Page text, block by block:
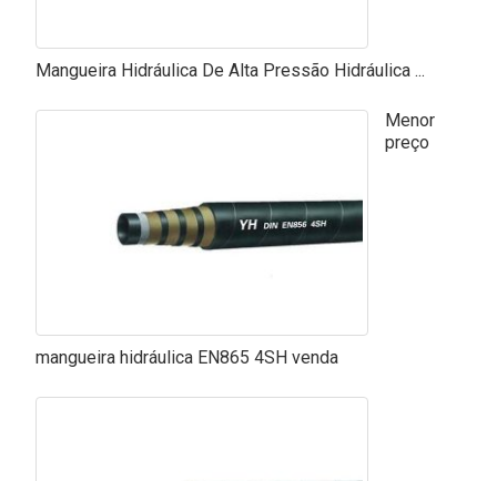
Mangueira Hidráulica De Alta Pressão Hidráulica ...
Menor
preço
mangueira hidráulica EN865 4SH venda